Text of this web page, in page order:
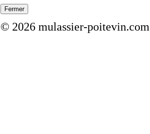
© 2026 mulassier-